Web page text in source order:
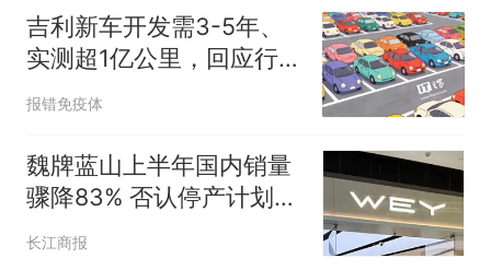
吉利新车开发需3-5年、
实测超1亿公里，回应行业
“速成车”争议
报错免疫体
魏牌蓝山上半年国内销量
骤降83% 否认停产计划第
四季度推全新产品
长江商报